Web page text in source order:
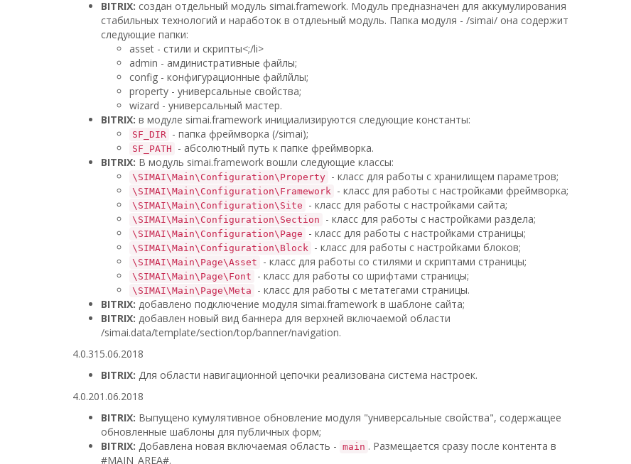
BITRIX: создан отдельный модуль simai.framework. Модуль предназначен для аккумулирования
стабильных технологий и наработок в отдлеьный модуль. Папка модуля - /simai/ она содержит
следующие папки:
asset - стили и скрипты<;/li>
admin - амдинистративные файлы;
config - конфигурационные файлйлы;
property - универсальные свойства;
wizard - универсальный мастер.
BITRIX: в модуле simai.framework инициализируются следующие константы:
SF_DIR - папка фреймворка (/simai);
SF_PATH
- абсолютный путь к папке фреймворка.
BITRIX: В модуль simai.framework вошли следующие классы:
\SIMAI\Main\Configuration\Property - класс для работы с хранилищем параметров;
\SIMAI\Main\Configuration\Framework - класс для работы с настройками фреймворка;
\SIMAI\Main\Configuration\Site - класс для работы с настройками сайта;
\SIMAI\Main\Configuration\Section - класс для работы с настройками раздела;
\SIMAI\Main\Configuration\Page - класс для работы с настройками страницы;
\SIMAI\Main\Configuration\Block - класс для работы с настройками блоков;
\SIMAI\Main\Page\Asset - класс для работы со стилями и скриптами страницы;
\SIMAI\Main\Page\Font - класс для работы со шрифтами страницы;
\SIMAI\Main\Page\Meta
- класс для работы с метатегами страницы.
BITRIX: добавлено подключение модуля simai.framework в шаблоне сайта;
BITRIX: добавлен новый вид баннера для верхней включаемой области
/simai.data/template/section/top/banner/navigation.
4.0.315.06.2018
BITRIX: Для области навигационной цепочки реализована система настроек.
4.0.201.06.2018
BITRIX: Выпущено кумулятивное обновление модуля "универсальные свойства", содержащее
обновленные шаблоны для публичных форм;
BITRIX: Добавлена новая включаемая область - main . Размещается сразу после контента в
#MAIN_AREA#.